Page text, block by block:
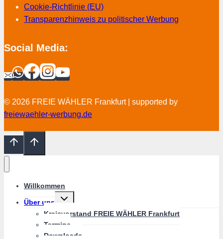
Cookie-Richtlinie (EU)
Transparenzhinweis zu politischer Werbung
Social Media:
© 2026 FREIE WÄHLER Frankfurt | supported by
freiewaehler-werbung.de
Willkommen
Über uns
Untermenü
umschalten
Kreisvorstand FREIE WÄHLER Frankfurt
Termine
Downloads